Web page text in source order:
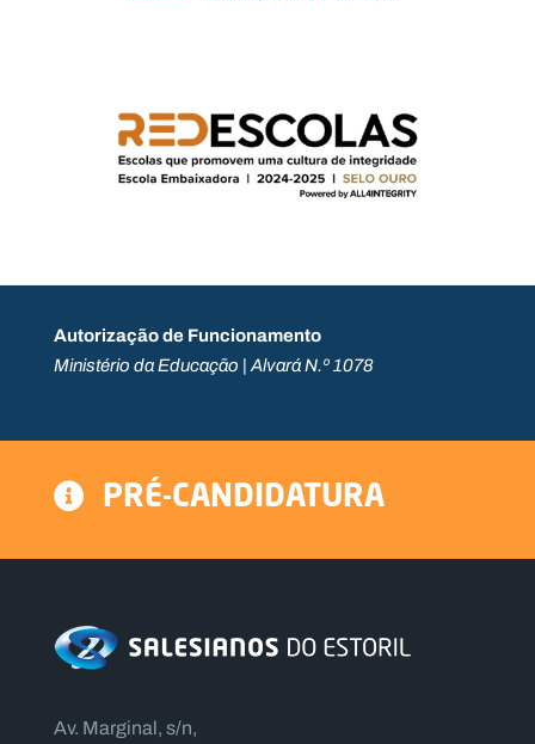
Autorização de Funcionamento
Ministério da Educação | Alvará N.º 1078
PRÉ-CANDIDATURA
Av. Marginal, s/n,